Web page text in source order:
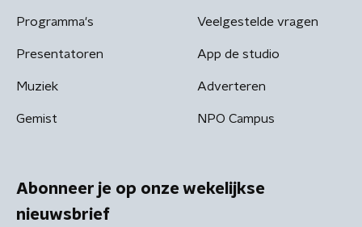
Programma's
Presentatoren
Muziek
Gemist
Veelgestelde vragen
App de studio
Adverteren
NPO Campus
Abonneer je op onze wekelijkse
nieuwsbrief